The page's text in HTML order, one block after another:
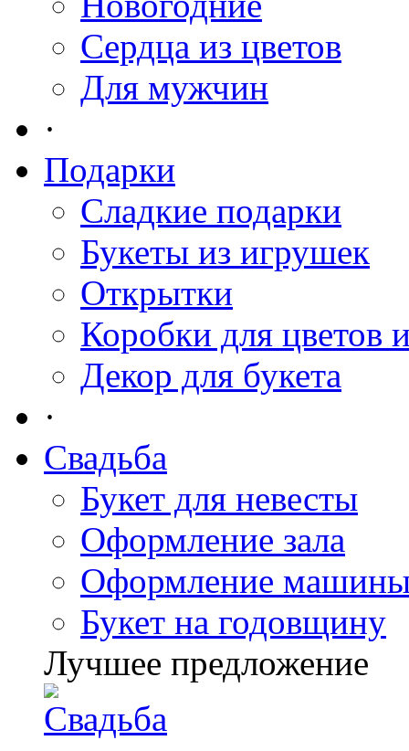
Сердца из цветов
Для мужчин
·
Подарки
Сладкие подарки
Букеты из игрушек
Открытки
Коробки для цветов
Декор для букета
·
Свадьба
Букет для невесты
Оформление зала
Оформление
Букет на годовщину
Лучшее предложение